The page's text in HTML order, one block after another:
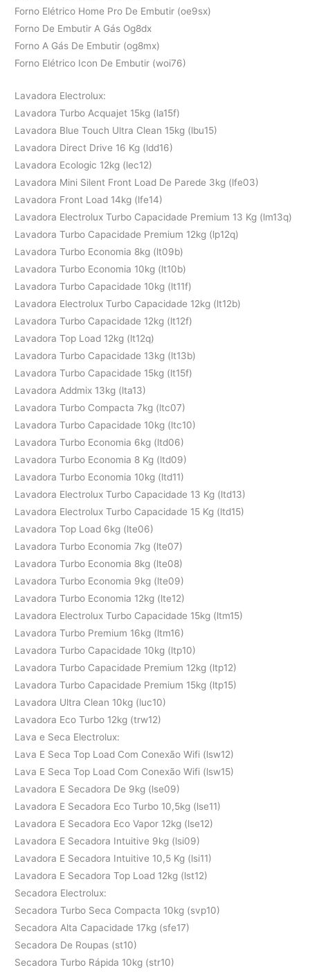
Forno Elétrico Home Pro De Embutir (oe9sx)
Forno De Embutir A Gás Og8dx
Forno A Gás De Embutir (og8mx)
Forno Elétrico Icon De Embutir (woi76)
Lavadora Electrolux:
Lavadora Turbo Acquajet 15kg (la15f)
Lavadora Blue Touch Ultra Clean 15kg (lbu15)
Lavadora Direct Drive 16 Kg (ldd16)
Lavadora Ecologic 12kg (lec12)
Lavadora Mini Silent Front Load De Parede 3kg (lfe03)
Lavadora Front Load 14kg (lfe14)
Lavadora Electrolux Turbo Capacidade Premium 13 Kg (lm13q)
Lavadora Turbo Capacidade Premium 12kg (lp12q)
Lavadora Turbo Economia 8kg (lt09b)
Lavadora Turbo Economia 10kg (lt10b)
Lavadora Turbo Capacidade 10kg (lt11f)
Lavadora Electrolux Turbo Capacidade 12kg (lt12b)
Lavadora Turbo Capacidade 12kg (lt12f)
Lavadora Top Load 12kg (lt12q)
Lavadora Turbo Capacidade 13kg (lt13b)
Lavadora Turbo Capacidade 15kg (lt15f)
Lavadora Addmix 13kg (lta13)
Lavadora Turbo Compacta 7kg (ltc07)
Lavadora Turbo Capacidade 10kg (ltc10)
Lavadora Turbo Economia 6kg (ltd06)
Lavadora Turbo Economia 8 Kg (ltd09)
Lavadora Turbo Economia 10kg (ltd11)
Lavadora Electrolux Turbo Capacidade 13 Kg (ltd13)
Lavadora Electrolux Turbo Capacidade 15 Kg (ltd15)
Lavadora Top Load 6kg (lte06)
Lavadora Turbo Economia 7kg (lte07)
Lavadora Turbo Economia 8kg (lte08)
Lavadora Turbo Economia 9kg (lte09)
Lavadora Turbo Economia 12kg (lte12)
Lavadora Electrolux Turbo Capacidade 15kg (ltm15)
Lavadora Turbo Premium 16kg (ltm16)
Lavadora Turbo Capacidade 10kg (ltp10)
Lavadora Turbo Capacidade Premium 12kg (ltp12)
Lavadora Turbo Capacidade Premium 15kg (ltp15)
Lavadora Ultra Clean 10kg (luc10)
Lavadora Eco Turbo 12kg (trw12)
Lava e Seca Electrolux:
Lava E Seca Top Load Com Conexão Wifi (lsw12)
Lava E Seca Top Load Com Conexão Wifi (lsw15)
Lavadora E Secadora De 9kg (lse09)
Lavadora E Secadora Eco Turbo 10,5kg (lse11)
Lavadora E Secadora Eco Vapor 12kg (lse12)
Lavadora E Secadora Intuitive 9kg (lsi09)
Lavadora E Secadora Intuitive 10,5 Kg (lsi11)
Lavadora E Secadora Top Load 12kg (lst12)
Secadora Electrolux:
Secadora Turbo Seca Compacta 10kg (svp10)
Secadora Alta Capacidade 17kg (sfe17)
Secadora De Roupas (st10)
Secadora Turbo Rápida 10kg (str10)